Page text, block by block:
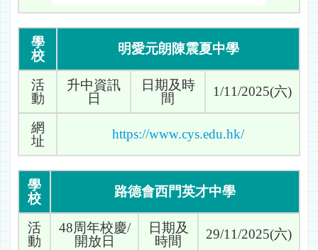
學
校
明愛元朗陳震夏中學
活
動
升中資訊
日
日期及時
間
1/11/2025(六)
網
址
https://www.cys.edu.hk/
學
校
路德會西門英才中學
活
動
48周年校慶/
開放日
日期及
時間
29/11/2025(六)